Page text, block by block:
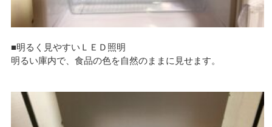
■明るく見やすいＬＥＤ照明
明るい庫内で、食品の色を自然のままに見せます。